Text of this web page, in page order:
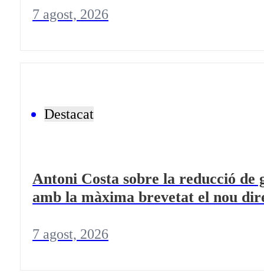
7 agost, 2026
Destacat
Antoni Costa sobre la reducció de
amb la màxima brevetat el nou
7 agost, 2026